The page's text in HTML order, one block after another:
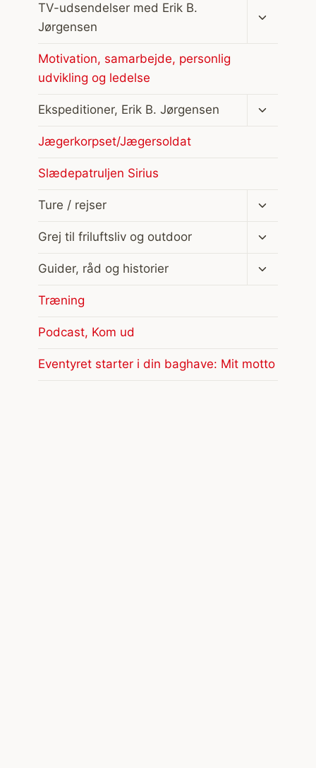
TV-udsendelser med Erik B.
Jørgensen
Motivation, samarbejde, personlig
udvikling og ledelse
Ekspeditioner, Erik B. Jørgensen
Skift
Jægerkorpset/Jægersoldat
Slædepatruljen Sirius
Ture / rejser
Skift
Grej til friluftsliv og outdoor
Skift
Guider, råd og historier
Skift
Træning
Podcast, Kom ud
Eventyret starter i din baghave: Mit motto